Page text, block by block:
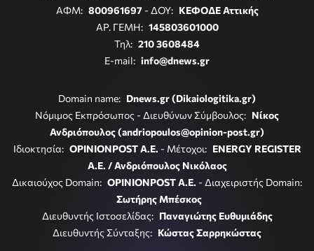
ΑΦΜ: 800961697- ΔΟΥ: ΚΕΦΟΔΕ Αττικής
ΑΡ. ΓΕΜΗ: 145803601000
Τηλ: 210 3608484
E-mail: info@dnews.gr
Domain name: Dnews.gr (Dikaiologitika.gr)
Νόμιμος Εκπρόσωπος - Διευθύνων Σύμβουλος: Νίκος
Ανδριόπουλος (andriopoulos@opinion-post.gr)
Ιδιοκτησία: OPINIONPOST A.E. - Μέτοχοι: ENERGY REGISTER
Α.Ε. / Ανδριόπουλος Νικόλαος
Δικαιούχος Domain: OPINIONPOST A.E. - Διαχειριστής Domain:
Σωτήρης Μπέσκος
Διευθυντής Ιστοσελίδας: Παναγιώτης Ευθυμιάδης
Διευθυντής Σύνταξης: Κώστας Σαρρηκώστας